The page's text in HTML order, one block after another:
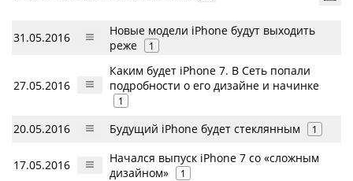
31.05.2016
Новые модели iPhone будут выходить
реже
1
27.05.2016
Каким будет iPhone 7. В Сеть попали
подробности о его дизайне и начинке
1
20.05.2016 Будущий iPhone будет стеклянным 1
17.05.2016
Начался выпуск iPhone 7 со «сложным
дизайном»
1